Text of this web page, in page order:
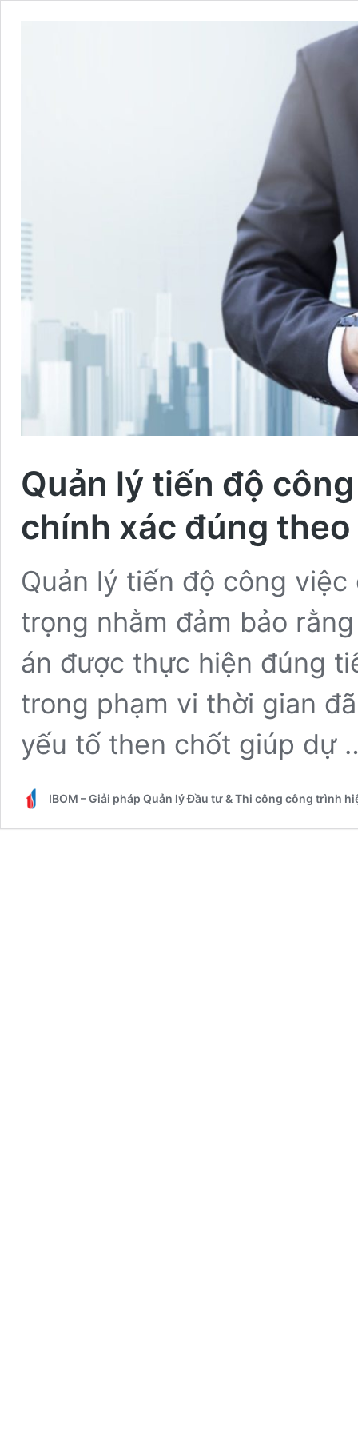
Quản lý tiến độ
chính xác đúng
Quản lý tiến độ công
trọng nhằm đảm bảo
án được thực hiện đúng
trong phạm vi thời gian
yếu tố then chốt giúp dự
IBOM – Giải pháp Quản lý Đầu tư & Thi công công trình